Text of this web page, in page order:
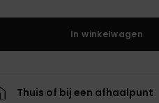
In winkelwagen
Thuis of bij een afhaalpunt